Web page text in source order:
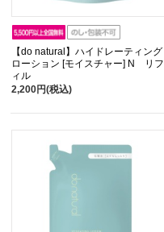
【do natural】ハイドレーティング
ローション [モイスチャー] N リフ
ィル
2,200円(税込)